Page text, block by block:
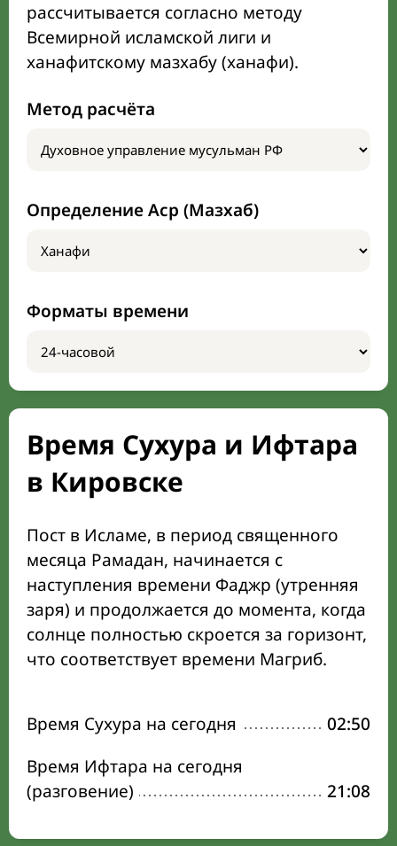
рассчитывается согласно методу
Всемирной исламской лиги и
ханафитскому мазхабу (ханафи).
Метод расчёта
Определение Аср (Мазхаб)
Форматы времени
Время Сухура и Ифтара
в Кировске
Пост в Исламе, в период священного
месяца Рамадан, начинается с
наступления времени Фаджр (утренняя
заря) и продолжается до момента, когда
солнце полностью скроется за горизонт,
что соответствует времени Магриб.
Время Сухура на сегодня
02:50
Время Ифтара на сегодня
(разговение)
21:08